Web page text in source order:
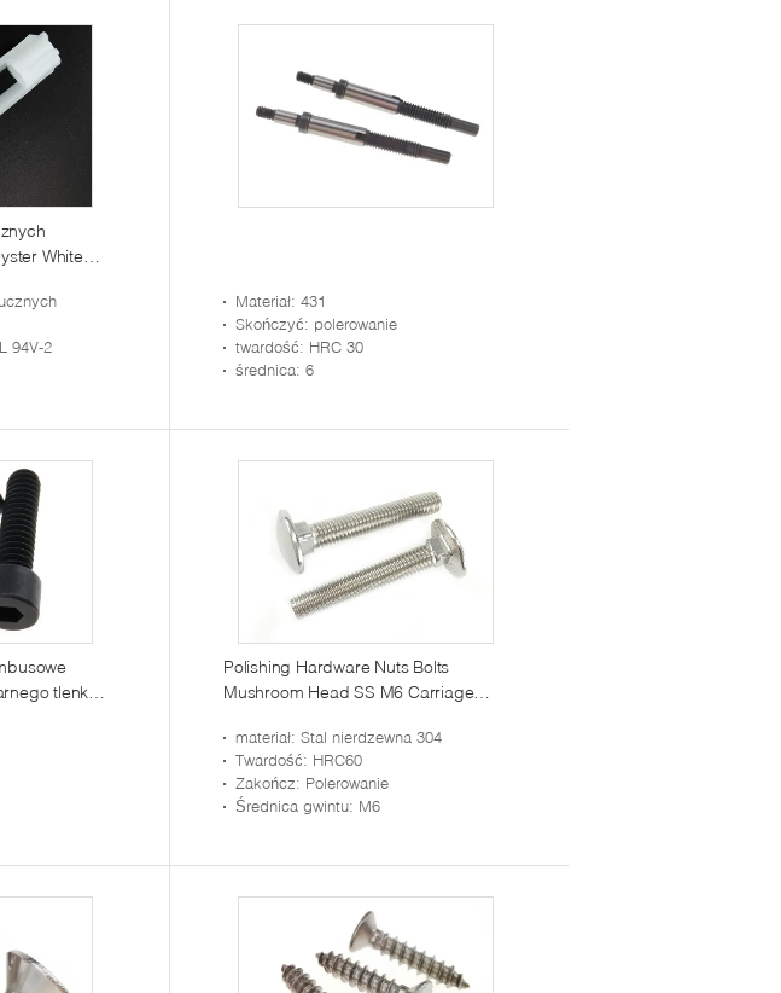
White
94V-2
Materiał: 431
Skończyć: polerowanie
twardość: HRC 30
średnica: 6
tlenku
Polishing Hardware Nuts Bolts
Mushroom Head SS M6 Carriage
materiał: Stal nierdzewna 304
Twardość: HRC60
Zakończ: Polerowanie
Średnica gwintu: M6